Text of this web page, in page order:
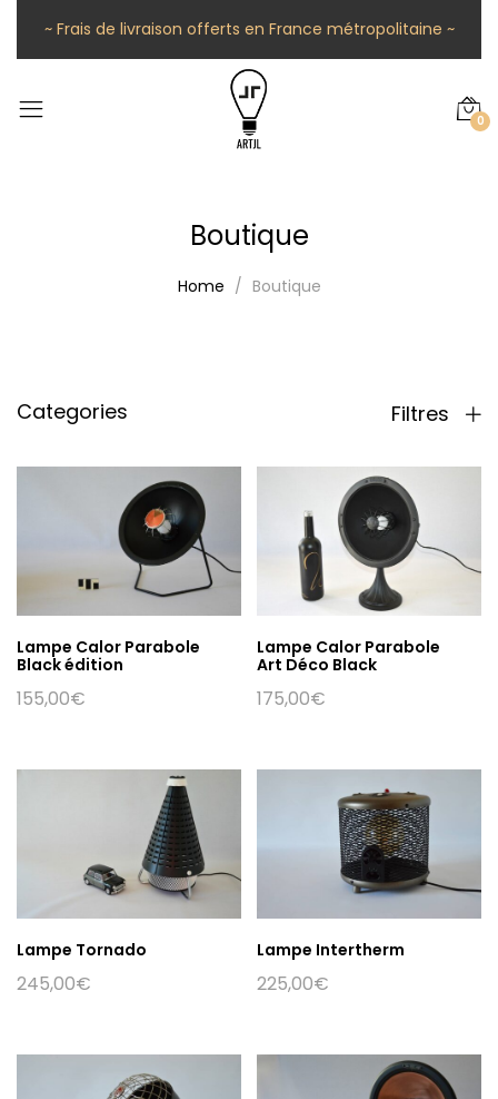
~ Frais de livraison offerts en France métropolitaine ~
0
Boutique
Home Boutique
Categories Filtres
Lampe Calor Parabole
Black édition
155,00€
Lampe Calor Parabole
Art Déco Black
175,00€
Lampe Tornado
245,00€
Lampe Intertherm
225,00€